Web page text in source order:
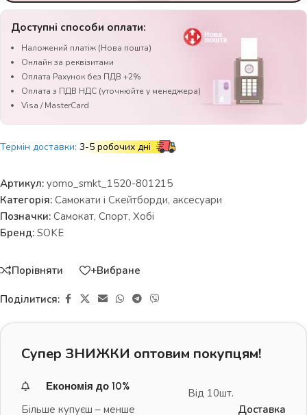
Доступні способи оплати:
Наложений платіж (Нова пошта)
Онлайн за реквізитами
Оплата Рахунок без ПДВ +2%
Оплата з ПДВ НДС (уточнюйте у менеджера)
Visa / MasterCard
Термін доставки: 3-5 робочих дні
Артикул: yomo_smkt_1520-801215
Категорія: Самокати і Скейтборди, аксесуари
Позначки: Самокат, Спорт, Хобі
Бренд: SOKE
Порівняти +Вибране
Поділитися:
Супер ЗНИЖКИ оптовим покупцям!
Економія до 10%
Більше купуєш – менше
Від 10шт.
Доставка